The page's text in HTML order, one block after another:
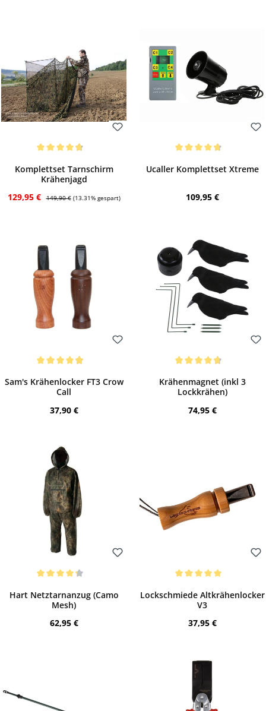
Bewerten
Komplettset Tarnschirm
Krähenjagd
Verkaufspreis:
129,95 € Regulärer Preis:
149,90 € (13.31% gespart)
Bewerten
Ucaller Komplettset Xtreme
Regulärer Preis:
109,95 €
Bewerten
Sam's Krähenlocker FT3 Crow
Call
Regulärer Preis:
37,90 €
Bewerten
Krähenmagnet (inkl 3
Lockkrähen)
Regulärer Preis:
74,95 €
Bewerten
Hart Netztarnanzug (Camo
Mesh)
Regulärer Preis:
62,95 €
Bewerten
Lockschmiede Altkrähenlocker
V3
Regulärer Preis:
37,95 €